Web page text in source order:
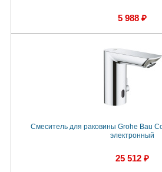
5 988 ₽
Смеситель для раковины Grohe Bau
электронный
25 512 ₽